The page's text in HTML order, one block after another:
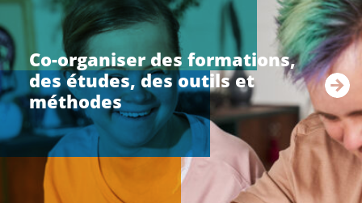
Co-organiser des formations,
des études, des outils et
méthodes
li
r
e
a
u
i
t
e